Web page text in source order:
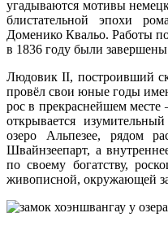
угадываются мотивы
блистательной эпохи
Доменико Квальо. Работы
в 1836 году были
Людовик II, построивший
провёл свои юные годы
рос в прекраснейшем месте
открывается
озеро Альпезее, рядом
Швайнзеепарт, а
по своему богатству,
живописной, окружающей